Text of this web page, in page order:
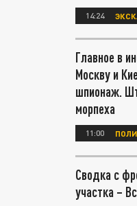
14:24
Главное в
Москву и
шпионаж.
морпеха
11:00
Сводка с
участка –